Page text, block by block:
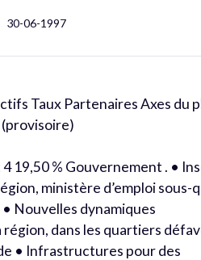
30-06-1997
Taux Partenaires Axes du
19,50 % Gouvernement . •
ministère d’emploi sous-
• Nouvelles dynamiques
région, dans les quartiers
• Infrastructures pour des